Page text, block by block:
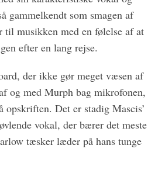
gammelkendt som smagen af
til musikken med en følelse af at
efter en lang rejse.
der ikke gør meget væsen af
og med Murph bag mikrofonen,
Det er stadig Mascis’
vokal, der bærer det meste
tæsker læder på hans tunge